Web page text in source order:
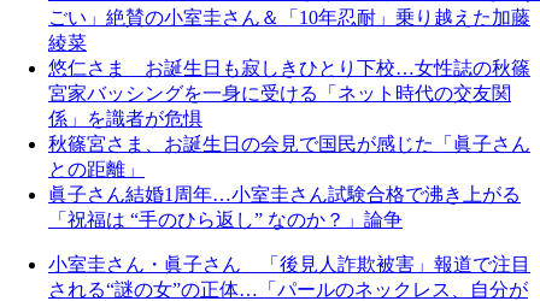
ごい」絶賛の小室圭さん＆「10年忍耐」乗り越えた加藤
綾菜
悠仁さま お誕生日も寂しきひとり下校…女性誌の秋篠
宮家バッシングを一身に受ける「ネット時代の交友関
係」を識者が危惧
秋篠宮さま、お誕生日の会見で国民が感じた「眞子さん
との距離」
眞子さん結婚1周年…小室圭さん試験合格で沸き上がる
「祝福は “手のひら返し” なのか？」論争
小室圭さん・眞子さん 「後見人詐欺被害」報道で注目
される“謎の女”の正体…「パールのネックレス、自分が